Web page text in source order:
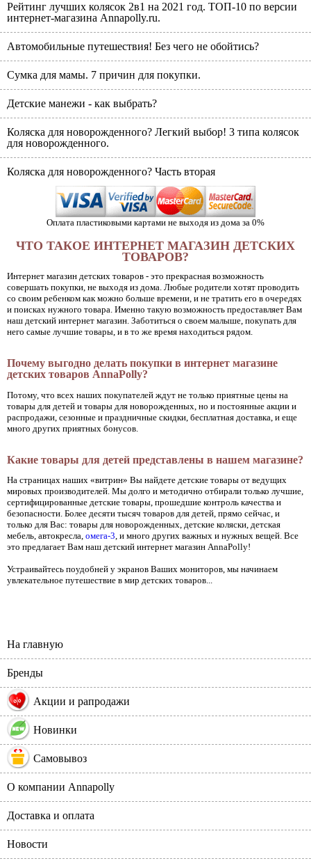
Рейтинг лучших колясок 2в1 на 2021 год. ТОП-10 по версии
интернет-магазина Annapolly.ru.
Автомобильные путешествия! Без чего не обойтись?
Сумка для мамы. 7 причин для покупки.
Детские манежи - как выбрать?
Коляска для новорожденного? Легкий выбор! 3 типа колясок
для новорожденного.
Коляска для новорожденного? Часть вторая
Оплата пластиковыми картами не выходя из дома за 0%
ЧТО ТАКОЕ ИНТЕРНЕТ МАГАЗИН ДЕТСКИХ
ТОВАРОВ?
Интернет магазин детских товаров - это прекрасная возможность
совершать покупки, не выходя из дома. Любые родители хотят проводить
со своим ребенком как можно больше времени, и не тратить его в очередях
и поисках нужного товара. Именно такую возможность предоставляет Вам
наш детский интернет магазин. Заботиться о своем малыше, покупать для
него самые лучшие товары, и в то же время находиться рядом.
Почему выгодно делать покупки в интернет магазине
детских товаров AnnaPolly?
Потому, что всех наших покупателей ждут не только приятные цены на
товары для детей и товары для новорожденных, но и постоянные акции и
распродажи, сезонные и праздничные скидки, бесплатная доставка, и еще
много других приятных бонусов.
Какие товары для детей представлены в нашем магазине?
На страницах наших «витрин» Вы найдете детские товары от ведущих
мировых производителей. Мы долго и методично отбирали только лучшие,
сертифицированные детские товары, прошедшие контроль качества и
безопасности. Более десяти тысяч товаров для детей, прямо сейчас, и
только для Вас: товары для новорожденных, детские коляски, детская
мебель, автокресла, омега-3, и много других важных и нужных вещей. Все
это предлагает Вам наш детский интернет магазин AnnaPolly!
Устраивайтесь поудобней у экранов Ваших мониторов, мы начинаем
увлекательное путешествие в мир детских товаров...
На главную
Бренды
% Акции и рапродажи
Новинки
Самовывоз
О компании Annapolly
Доставка и оплата
Новости